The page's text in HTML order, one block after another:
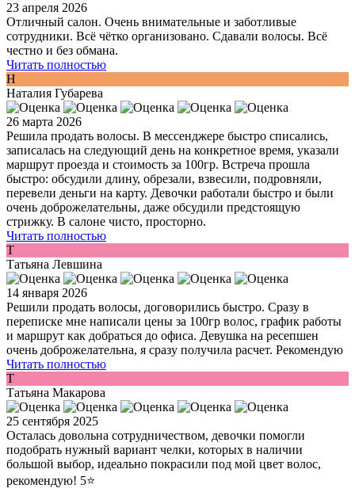
23 апреля 2026
Отличный салон. Очень внимательные и заботливые
сотрудники. Всё чётко организовано. Сдавали волосы. Всё
честно и без обмана.
Читать полностью
Н
Наталия Губарева
26 марта 2026
Решила продать волосы. В мессенджере быстро списались,
записалась на следующий день на конкретное время, указали
маршрут проезда и стоимость за 100гр. Встреча прошла
быстро: обсудили длину, обрезали, взвесили, подровняли,
перевели деньги на карту. Девочки работали быстро и были
очень доброжелательны, даже обсудили предстоящую
стрижку. В салоне чисто, просторно.
Читать полностью
Т
Татьяна Левшина
14 января 2026
Решили продать волосы, договорились быстро. Сразу в
переписке мне написали цены за 100гр волос, график работы
и маршрут как добраться до офиса. Девушка на ресепшен
очень доброжелательна, я сразу получила расчет. Рекомендую
Читать полностью
Т
Татьяна Макарова
25 сентября 2025
Осталась довольна сотрудничеством, девочки помогли
подобрать нужный вариант челки, которых в наличии
большой выбор, идеально покрасили под мой цвет волос,
рекомендую! 5⭐️